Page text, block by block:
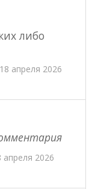
либо
апреля 2026
2026